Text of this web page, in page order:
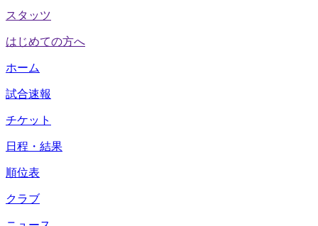
スタッツ
はじめての方へ
ホーム
試合速報
チケット
日程・結果
順位表
クラブ